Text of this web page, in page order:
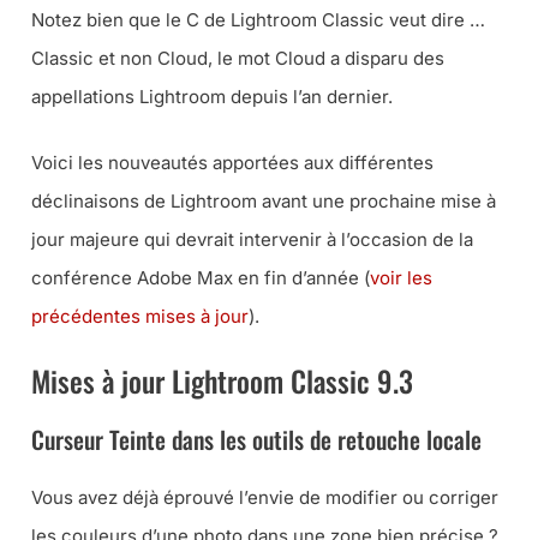
Notez bien que le C de Lightroom Classic veut dire …
Classic et non Cloud, le mot Cloud a disparu des
appellations Lightroom depuis l’an dernier.
Voici les nouveautés apportées aux différentes
déclinaisons de Lightroom avant une prochaine mise à
jour majeure qui devrait intervenir à l’occasion de la
conférence Adobe Max en fin d’année (voir les
précédentes mises à jour).
Mises à jour Lightroom Classic 9.3
Curseur Teinte dans les outils de retouche locale
Vous avez déjà éprouvé l’envie de modifier ou corriger